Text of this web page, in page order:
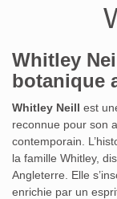
Whitley
botanique
Whitley Neill est
reconnue pour son
contemporain.
la famille Whitley,
Angleterre. Elle
enrichie par un